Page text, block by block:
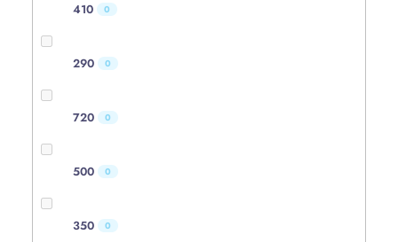
410 0
290 0
720 0
500 0
350 0